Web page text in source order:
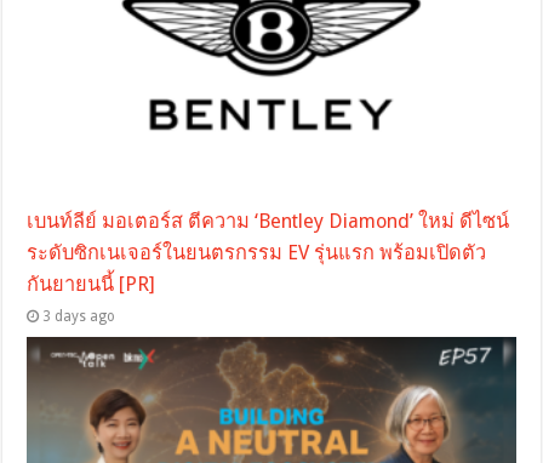
เบนท์ลีย์ มอเตอร์ส ตีความ ‘Bentley Diamond’ ใหม่ ดีไซน์
ระดับซิกเนเจอร์ในยนตรกรรม EV รุ่นแรก พร้อมเปิดตัว
กันยายนนี้ [PR]
3 days ago